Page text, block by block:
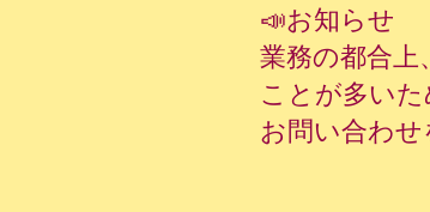
📣お知らせ
業務の都合
ことが多い
お問い合わせ